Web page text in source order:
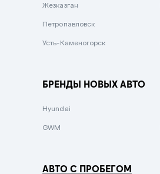
Зеленый металлик
Жезказган
Петропавловск
Усть-Каменогорск
БРЕНДЫ НОВЫХ АВТО
Hyundai
GWM
АВТО С ПРОБЕГОМ